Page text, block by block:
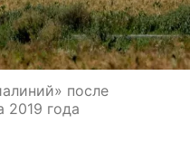
после
2019 года